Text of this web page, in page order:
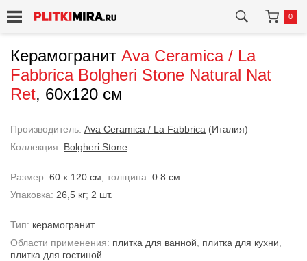
0
Керамогранит Ava Ceramica / La
Fabbrica Bolgheri Stone Natural Nat
Ret, 60x120 см
Производитель: Ava Ceramica / La Fabbrica (Италия)
Коллекция: Bolgheri Stone
Размер: 60 x 120 см; толщина: 0.8 см
Упаковка: 26,5 кг; 2 шт.
Тип: керамогранит
Области применения: плитка для ванной плитка для кухни
плитка для гостиной